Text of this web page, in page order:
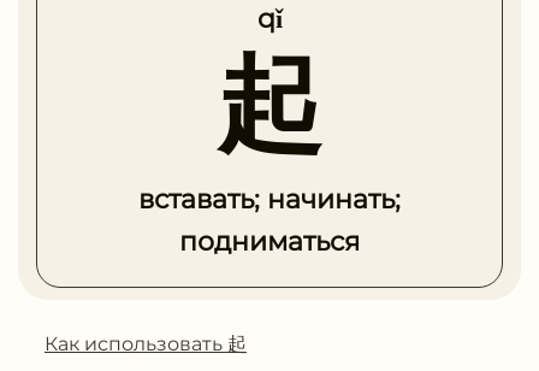
qǐ
起
вставать; начинать;
подниматься
Как использовать 起